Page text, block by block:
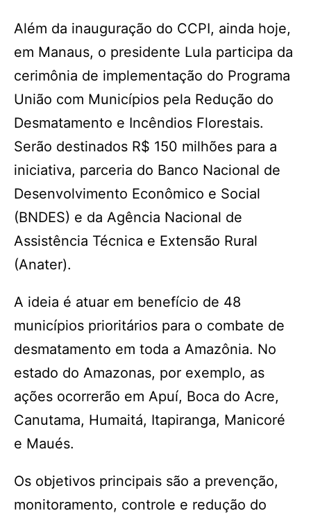
Além da inauguração do CCPI, ainda hoje,
em Manaus, o presidente Lula participa da
cerimônia de implementação do Programa
União com Municípios pela Redução do
Desmatamento e Incêndios Florestais.
Serão destinados R$ 150 milhões para a
iniciativa, parceria do Banco Nacional de
Desenvolvimento Econômico e Social
(BNDES) e da Agência Nacional de
Assistência Técnica e Extensão Rural
(Anater).
A ideia é atuar em benefício de 48
municípios prioritários para o combate de
desmatamento em toda a Amazônia. No
estado do Amazonas, por exemplo, as
ações ocorrerão em Apuí, Boca do Acre,
Canutama, Humaitá, Itapiranga, Manicoré
e Maués.
Os objetivos principais são a prevenção,
monitoramento, controle e redução do